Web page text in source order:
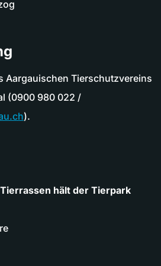
Aargauischen Tierschutzvereins
(0900 980 022 /
).
hält der Tierpark